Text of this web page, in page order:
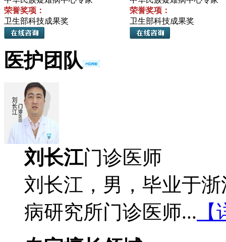
荣誉奖项：
卫生部科技成果奖
荣誉奖项：
卫生部科技成果奖
医护团队
刘长江门诊医师
刘长江，男，毕业于
病研究所门诊医师...